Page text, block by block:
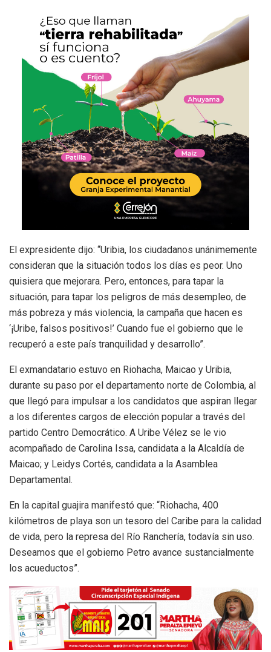
El expresidente dijo: “Uribia, los ciudadanos unánimemente
consideran que la situación todos los días es peor. Uno
quisiera que mejorara. Pero, entonces, para tapar la
situación, para tapar los peligros de más desempleo, de
más pobreza y más violencia, la campaña que hacen es
‘¡Uribe, falsos positivos!’ Cuando fue el gobierno que le
recuperó a este país tranquilidad y desarrollo”.
El exmandatario estuvo en Riohacha, Maicao y Uribia,
durante su paso por el departamento norte de Colombia, al
que llegó para impulsar a los candidatos que aspiran llegar
a los diferentes cargos de elección popular a través del
partido Centro Democrático. A Uribe Vélez se le vio
acompañado de Carolina Issa, candidata a la Alcaldía de
Maicao; y Leidys Cortés, candidata a la Asamblea
Departamental.
En la capital guajira manifestó que: “Riohacha, 400
kilómetros de playa son un tesoro del Caribe para la calidad
de vida, pero la represa del Río Ranchería, todavía sin uso.
Deseamos que el gobierno Petro avance sustancialmente
los acueductos”.